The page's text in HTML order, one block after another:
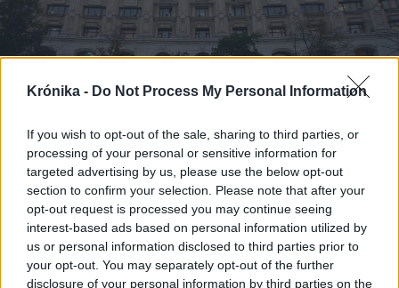
Krónika - Do Not Process My Personal Information
If you wish to opt-out of the sale, sharing to third parties, or
processing of your personal or sensitive information for
targeted advertising by us, please use the below opt-out
section to confirm your selection. Please note that after your
opt-out request is processed you may continue seeing
interest-based ads based on personal information utilized by
us or personal information disclosed to third parties prior to
your opt-out. You may separately opt-out of the further
disclosure of your personal information by third parties on the
2025. január 17., péntek
Bányászjárás: Miron Cozmát és
Adrian Sârbut is beidézte a legfőbb
ügyészség